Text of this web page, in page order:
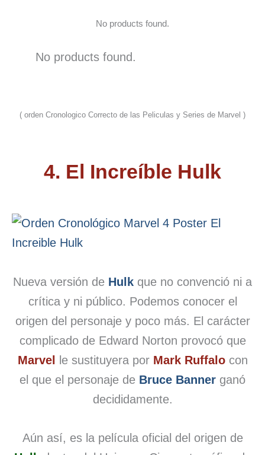
No products found.
No products found.
( orden Cronologico Correcto de las Peliculas y Series de Marvel )
4. El Increíble Hulk
Nueva versión de Hulk que no convenció ni a
crítica y ni público. Podemos conocer el
origen del personaje y poco más. El carácter
complicado de Edward Norton provocó que
Marvel
le sustituyera por Mark Ruffalocon
el que el personaje de Bruce Banner ganó
decididamente.
Aún así, es la película oficial del origen de